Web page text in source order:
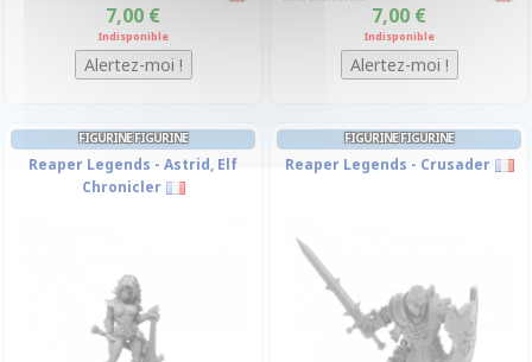
7,00 €
Indisponible
7,00 €
Indisponible
FIGURINE FIGURINE
Reaper Legends - Astrid, Elf
Chronicler
FIGURINE FIGURINE
Reaper Legends - Crusader